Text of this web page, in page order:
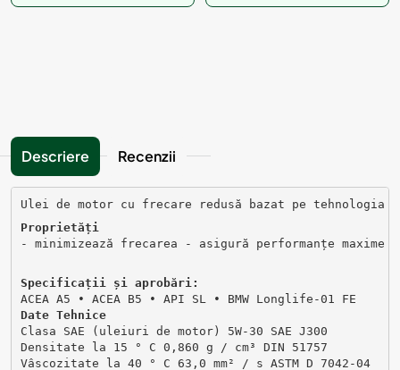
Descriere Recenzii
Ulei de motor cu frecare redusă bazat pe
Proprietăți
- minimizează frecarea - asigură performanțe
Specificații și aprobări:
ACEA A5 ∙ ACEA B5 ∙ API SL ∙ BMW Longlife-01 FE
Date Tehnice
Clasa SAE (uleiuri de motor) 5W-30 SAE J300
Densitate la 15 ° C 0,860 g / cm³ DIN 51757
Vâscozitate la 40 ° C 63,0 mm² / s ASTM D 7042-04